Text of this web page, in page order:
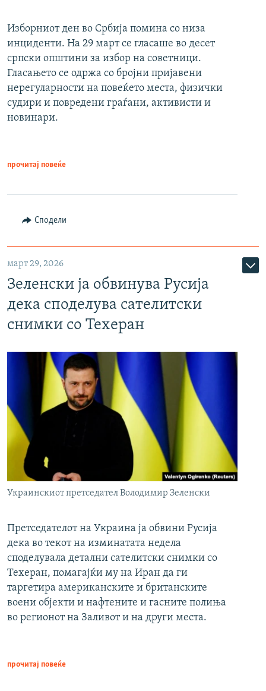
Изборниот ден во Србија помина со низа
инциденти. На 29 март се гласаше во десет
српски општини за избор на советници.
Гласањето се одржа со бројни пријавени
нерегуларности на повеќето места, физички
судири и повредени граѓани, активисти и
новинари.
прочитај повеќе
Сподели
март 29, 2026
Зеленски ја обвинува Русија
дека споделува сателитски
снимки со Техеран
Украинскиот претседател Володимир Зеленски
Претседателот на Украина ја обвини Русија
дека во текот на изминатата недела
споделувала детални сателитски снимки со
Техеран, помагајќи му на Иран да ги
таргетира американските и британските
воени објекти и нафтените и гасните полиња
во регионот на Заливот и на други места.
прочитај повеќе